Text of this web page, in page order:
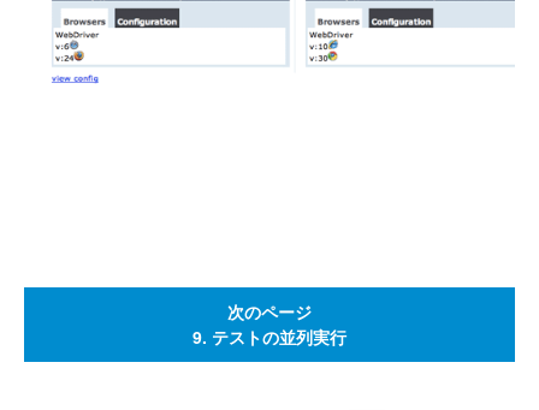
次のページ
9. テストの並列実行